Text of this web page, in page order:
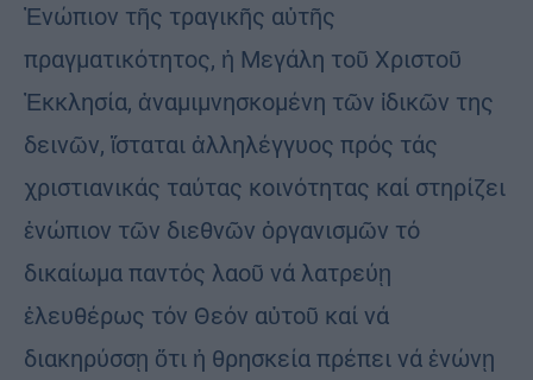
Ἐνώπιον τῆς τραγικῆς αὐτῆς
πραγματικότητος, ἡ Μεγάλη τοῦ Χριστοῦ
Ἐκκλησία, ἀναμιμνησκομένη τῶν ἰδικῶν της
δεινῶν, ἵσταται ἀλληλέγγυος πρός τάς
χριστιανικάς ταύτας κοινότητας καί στηρίζει
ἐνώπιον τῶν διεθνῶν ὀργανισμῶν τό
δικαίωμα παντός λαοῦ νά λατρεύῃ
ἐλευθέρως τόν Θεόν αὐτοῦ καί νά
διακηρύσσῃ ὅτι ἡ θρησκεία πρέπει νά ἑνώνῃ